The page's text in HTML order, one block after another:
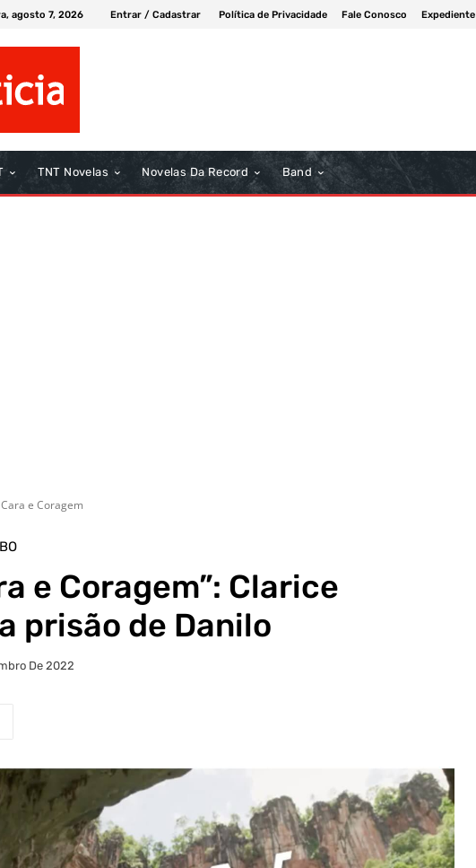
agosto 7, 2026 Entrar / Cadastrar Política de Privacidade Fale Conosco Expediente
TNT Novelas Novelas Da Record Band
e Coragem
e Coragem”: Clarice
prisão de Danilo
De 2022